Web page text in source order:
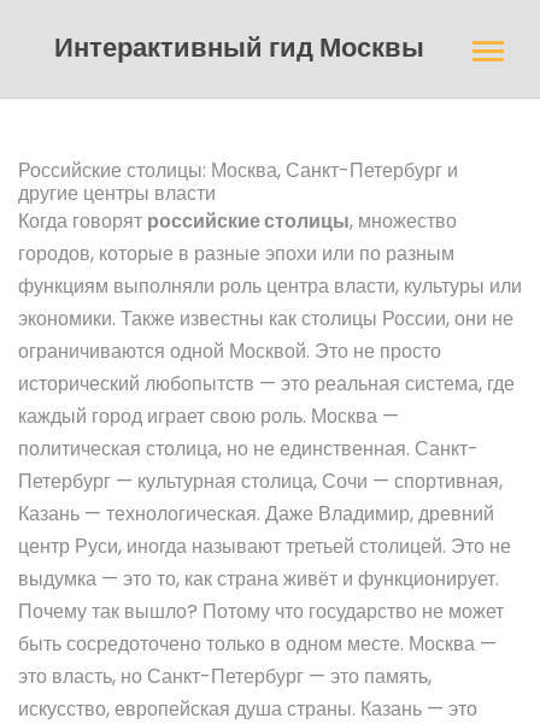
Интерактивный гид Москвы
Российские столицы: Москва, Санкт-Петербург и
другие центры власти
Когда говорят российские столицы, множество
городов, которые в разные эпохи или по разным
функциям выполняли роль центра власти, культуры или
экономики. Также известны какстолицы России, они не
ограничиваются одной Москвой. Это не просто
исторический любопытств — это реальная система, где
каждый город играет свою роль. Москва —
политическая столица, но не единственная. Санкт-
Петербург — культурная столица, Сочи — спортивная,
Казань — технологическая. Даже Владимир, древний
центр Руси, иногда называют третьей столицей. Это не
выдумка — это то, как страна живёт и функционирует.
Почему так вышло? Потому что государство не может
быть сосредоточено только в одном месте. Москва —
это власть, но Санкт-Петербург — это память,
искусство, европейская душа страны. Казань — это